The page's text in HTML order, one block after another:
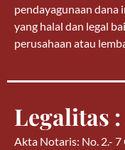
pendayagunaan dana
yang halal dan legal
perusahaan atau
Legalitas :
Akta Notaris: No. 2.- 7